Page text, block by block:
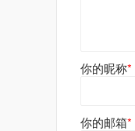
你的昵称*
你的邮箱*